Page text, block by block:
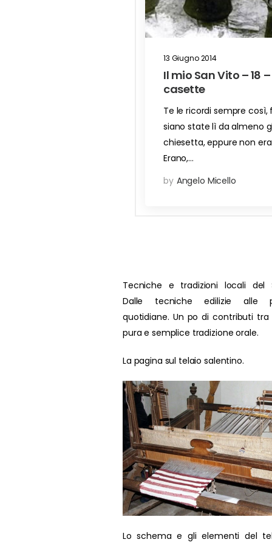
13 Giugno 2014
Il mio San Vito – 18 –
casette
Te le ricordi sempre
siano state lì da almeno
chiesetta, eppure non
Erano,…
by Angelo Micello
Tecniche e tradizioni locali del
Dalle tecniche edilizie alle
quotidiane. Un po di contributi
pura e semplice tradizione orale.
La pagina sul telaio salentino.
Lo schema e gli elementi del